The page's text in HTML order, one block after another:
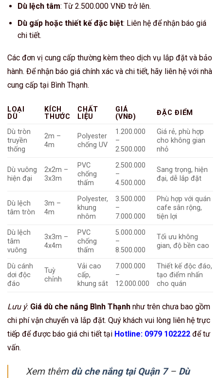
Dù lệch tâm: Từ 2.500.000 VNĐ trở lên.
Dù gấp hoặc thiết kế đặc biệt: Liên hệ để nhận báo giá
chi tiết.
Các đơn vị cung cấp thường kèm theo dịch vụ lắp đặt và bảo
hành. Để nhận báo giá chính xác và chi tiết, hãy liên hệ với nhà
cung cấp tại Bình Thạnh.
LOẠI
DÙ
KÍCH
THƯỚC
CHẤT
LIỆU
GIÁ
(VNĐ)
ĐẶC ĐIỂM
Dù tròn
truyền
thống
2m –
4m
Polyester
chống UV
1.200.000
–
2.500.000
Giá rẻ, phù hợp
cho không gian
nhỏ
Dù vuông
hiện đại
2x2m –
3x3m
PVC
chống
thấm
2.500.000
–
4.500.000
Sang trọng, hiện
đại, dễ lắp đặt
Dù lệch
tâm tròn
3m –
4m
Polyester,
khung
nhôm
3.500.000
–
7.000.000
Phù hợp với quán
cafe sân rộng,
tiện lợi
Dù lệch
tâm
vuông
3x3m –
4x4m
PVC
chống
thấm
5.000.000
–
8.500.000
Tối ưu không
gian, độ bền cao
Dù cánh
dơi độc
đáo
Tuỳ
chỉnh
Vải cao
cấp,
khung sắt
7.000.000
–
12.000.000
Thiết kế độc đáo,
tạo điểm nhấn
cho quán
Lưu ý: Giá dù che nắng Bình Thạnh như trên chưa bao gồm
chi phí vận chuyển và lắp đặt. Quý khách vui lòng liên hệ trực
tiếp để được báo giá chi tiết tại Hotline: 0979 102222 để tư
vấn.
Xem thêm dù che nắng tại Quận 7– Dù